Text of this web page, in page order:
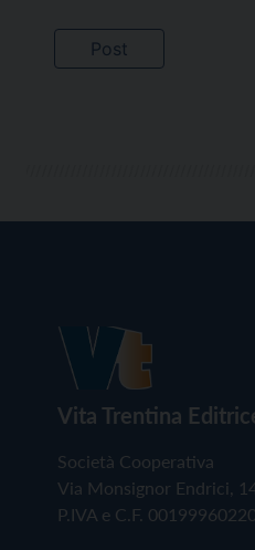
Vita Trentina
Società Cooperativa
Via Monsignor Endrici,
P.IVA e C.F.